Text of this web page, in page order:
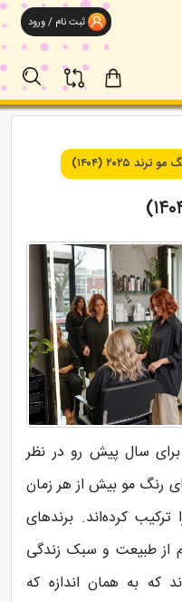
ثبت نام / ورود
۲۰۲۵ (۱۴۰۴)
سال پیش رو در نظر
(۲۰۲۵)، مدل‌های رنگ مو بیش از هر زمان
کرده‌اند. برندهای
از طبیعت و سبک زندگی
که به همان اندازه که